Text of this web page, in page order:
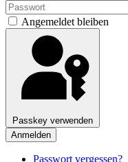
Angemeldet bleiben
Passkey verwenden
Anmelden
Passwort vergessen?